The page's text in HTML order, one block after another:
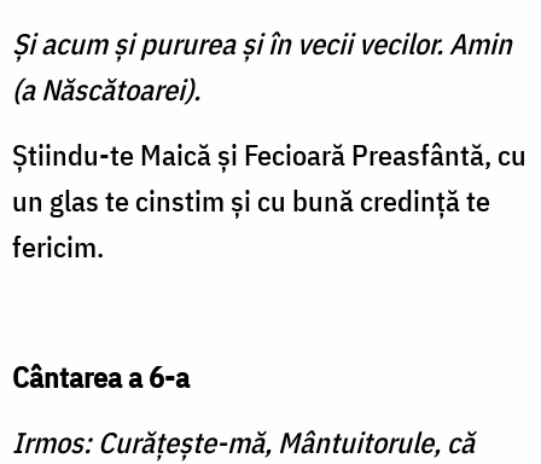
Şi acum şi pururea şi în vecii vecilor. Amin
(a Născătoarei).
Ştiindu-te Maică şi Fecioară Preasfântă, cu
un glas te cinstim şi cu bună credinţă te
fericim.
Cântarea a 6-a
Irmos: Curăţeşte-mă, Mântuitorule, că